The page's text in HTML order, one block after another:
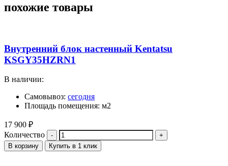
похожие товары
Внутренний блок настенный Kentatsu
KSGY35HZRN1
В наличии:
Самовывоз: сегодня
Площадь помещения: м2
17 900 ₽
Количество
В корзину Купить в 1 клик